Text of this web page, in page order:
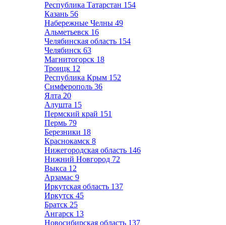
Республика Татарстан 154
Казань 56
Набережные Челны 49
Альметьевск 16
Челябинская область 154
Челябинск 63
Магнитогорск 18
Троицк 12
Республика Крым 152
Симферополь 36
Ялта 20
Алушта 15
Пермский край 151
Пермь 79
Березники 18
Краснокамск 8
Нижегородская область 146
Нижний Новгород 72
Выкса 12
Арзамас 9
Иркутская область 137
Иркутск 45
Братск 25
Ангарск 13
Новосибирская область 137